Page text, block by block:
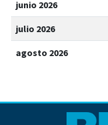
junio 2026
julio 2026
agosto 2026